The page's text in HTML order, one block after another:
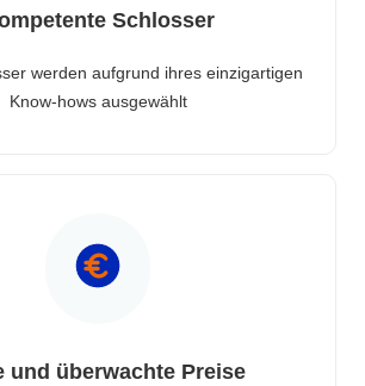
Schlosser
werden aufgrund ihres einzigartigen
Know-hows ausgewählt
und überwachte Preise